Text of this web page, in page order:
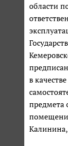
области
в
предмета